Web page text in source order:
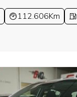
112.606Km